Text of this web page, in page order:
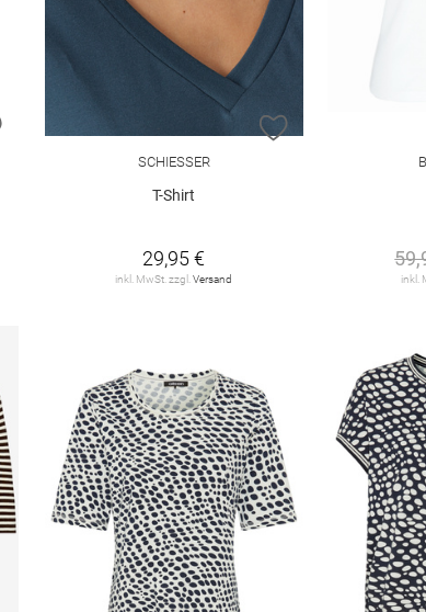
ZUR WUNSCHLISTE HINZUFÜGEN ZUR
SCHIESSER
T-Shirt
29,95 €
inkl. MwSt. zzgl.Versand inkl.